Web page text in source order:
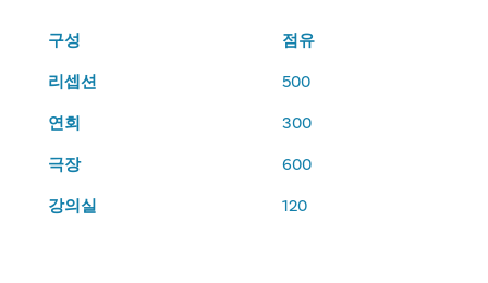
구성
점유
리셉션
500
연회
300
극장
600
강의실
120